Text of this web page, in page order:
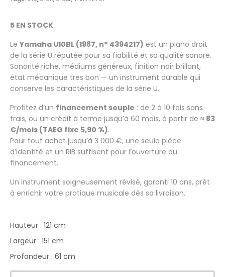
5 EN STOCK
Le Yamaha U10BL (1987, n° 4394217) est un piano droit
de la série U réputée pour sa fiabilité et sa qualité sonore.
Sonorité riche, médiums généreux, finition noir brillant,
état mécanique très bon — un instrument durable qui
conserve les caractéristiques de la série U.
Profitez d’un financement souple : de 2 à 10 fois sans
frais, ou un crédit à terme jusqu’à 60 mois, à partir de ≈ 83
€/mois (TAEG fixe 5,90 %).
Pour tout achat jusqu’à 3 000 €, une seule pièce
d’identité et un RIB suffisent pour l’ouverture du
financement.
Un instrument soigneusement révisé, garanti 10 ans, prêt
à enrichir votre pratique musicale dès sa livraison.
Hauteur : 121 cm
Largeur : 151 cm
Profondeur : 61 cm